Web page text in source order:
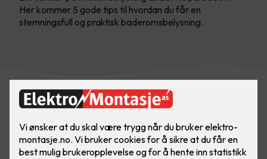
Her kommer 5 gode tips til hvordan du får en
stemningsfull og praktisk baderomsbelysning.